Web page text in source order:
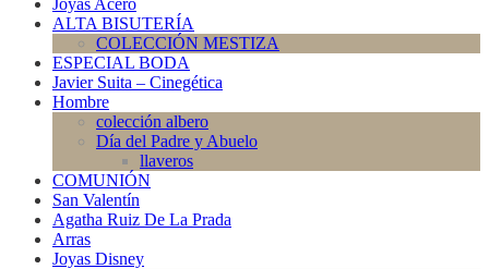
Joyas Acero
ALTA BISUTERÍA
COLECCIÓN MESTIZA
ESPECIAL BODA
Javier Suita – Cinegética
Hombre
colección albero
Día del Padre y Abuelo
llaveros
COMUNIÓN
San Valentín
Agatha Ruiz De La Prada
Arras
Joyas Disney